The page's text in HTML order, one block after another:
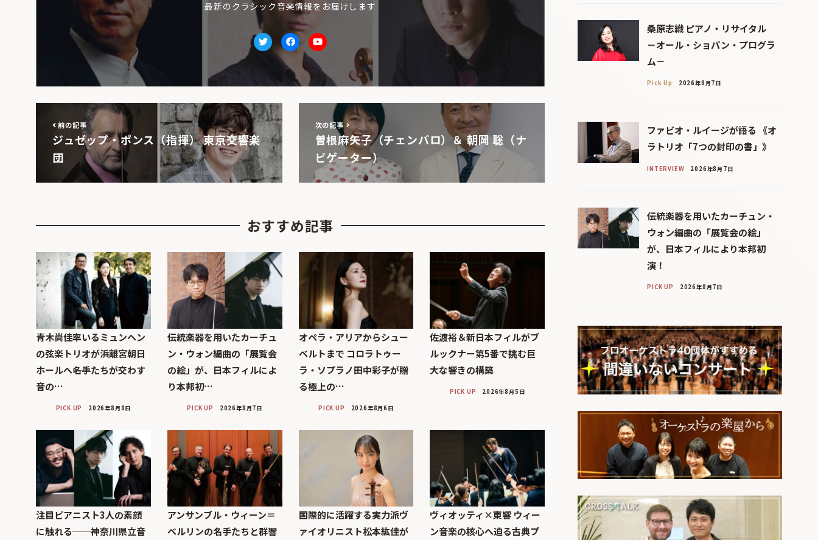
最新のクラシック音楽情報をお届けします
TwitterfacebookYoutube
前の記事
ジュゼップ・ポンス（指揮） 東京交響楽
団
次の記事
曽根麻矢子（チェンバロ）＆ 朝岡 聡（ナ
ビゲーター）
おすすめ記事
青木尚佳率いるミュンヘン
の弦楽トリオが浜離宮朝日
ホールへ――名手たちが交わす
音の…
PICK UP 2026年8月8日
伝統楽器を用いたカーチュ
ン・ウォン編曲の「展覧会
の絵」が、日本フィルによ
り本邦初…
PICK UP 2026年8月7日
オペラ・アリアからシュー
ベルトまで コロラトゥー
ラ・ソプラノ田中彩子が贈
る極上の…
PICK UP 2026年8月6日
佐渡裕＆新日本フィルがブ
ルックナー第5番で挑む巨
大な響きの構築
PICK UP 2026年8月5日
注目ピアニスト3人の素顔
に触れる──神奈川県立音
アンサンブル・ウィーン＝
ベルリンの名手たちと群響
国際的に活躍する実力派ヴ
ァイオリニスト松本紘佳が
ヴィオッティ×東響 ウィー
ン音楽の核心へ迫る古典プ
桑原志織 ピアノ・リサイタル
－オール・ショパン・プログラ
ム－
Pick Up 2026年8月7日
ファビオ・ルイージが語る 《オ
ラトリオ「7つの封印の書」》
INTERVIEW 2026年8月7日
伝統楽器を用いたカーチュン・
ウォン編曲の「展覧会の絵」
が、日本フィルにより本邦初
演！
PICK UP 2026年8月7日